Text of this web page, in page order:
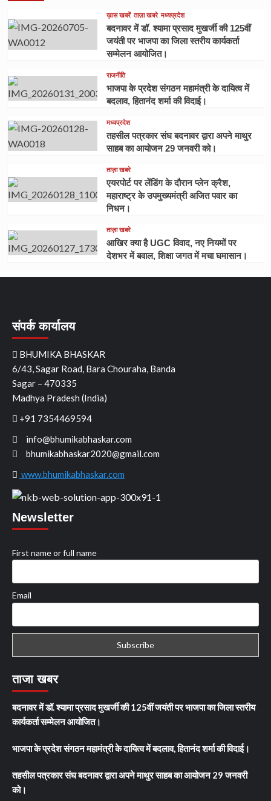
ख़ास खबरें ताज़ा खबरे मध्यप्रदेश
बदनावर में डॉ. श्यामा प्रसाद मुखर्जी की 125वीं
जयंती पर भाजपा का जिला स्तरीय कार्यकर्ता
सम्मेलन आयोजित।
राजनीति
भाजपा के प्रदेश संगठन महामंत्री के दायित्व में
बदलाव, हितानंद शर्मा की विदाई।
मध्यप्रदेश
तहसील पत्रकार संघ बदनावर द्वारा अपने माथुर
साहब का आयोजन 29 जनवरी को।
ताज़ा खबरे
एयरपोर्ट पर लेंडिंग के दौरान प्लेन क्रैश,
महाराष्ट्र के उपमुख्यमंत्री अजित पवार का
निधन।
ताज़ा खबरे
आखिर क्या है UGC विवाद, नए नियमों पर
देशभर में बवाल, शिक्षा जगत में मचा घमासान।
संपर्क कार्यालय
BHUMIKA BHASKAR
6/43, Sagar Road, Bara Chouraha, Banda
Sagar – 470335
Madhya Pradesh (India)
+91 7354469594
info@bhumikabhaskar.com
bhumikabhaskar2020@gmail.com
www.bhumikabhaskar.com
Newsletter
First name or full name
Email
ताजा खबर
बदनावर में डॉ. श्यामा प्रसाद मुखर्जी की 125वीं जयंती पर भाजपा का जिला स्तरीय
कार्यकर्ता सम्मेलन आयोजित।
भाजपा के प्रदेश संगठन महामंत्री के दायित्व में बदलाव, हितानंद शर्मा की विदाई।
तहसील पत्रकार संघ बदनावर द्वारा अपने माथुर साहब का आयोजन 29 जनवरी
को।